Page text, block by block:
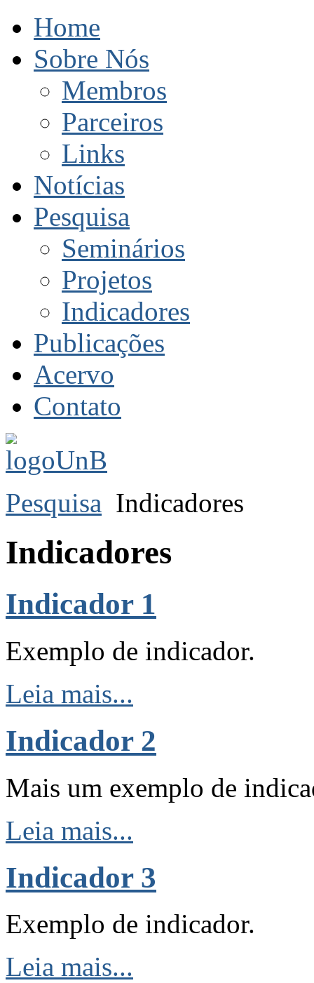
Home
Sobre Nós
Membros
Parceiros
Links
Notícias
Pesquisa
Seminários
Projetos
Indicadores
Publicações
Acervo
Contato
Pesquisa Indicadores
Indicadores
Indicador 1
Exemplo de indicador.
Leia mais...
Indicador 2
Mais um exemplo de
Leia mais...
Indicador 3
Exemplo de indicador.
Leia mais...